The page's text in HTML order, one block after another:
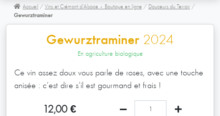
Accueil / Vins et Crémant d’Alsace – Boutique en ligne / Douceurs du Terroir /
Gewurztraminer
Gewurztraminer 2024
En agriculture biologique
Ce vin assez doux vous parle de roses, avec une touche
anisée : c’est dire s’il est gourmand et frais !
12,00 €